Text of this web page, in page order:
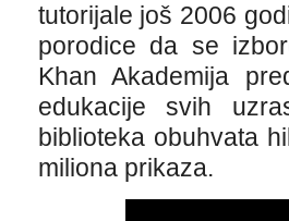
tutorijale još 2006
porodice da se
Khan Akademija
edukacije svih
biblioteka obuhvata
miliona prikaza.